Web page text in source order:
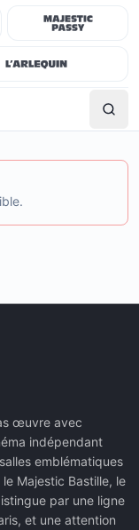
œuvre avec
indépendant
emblématiques
Majestic Bastille, le
par une ligne
et une attention